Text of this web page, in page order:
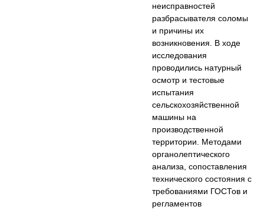
неисправностей
разбрасывателя соломы
и причины их
возникновения. В ходе
исследования
проводились натурный
осмотр и тестовые
испытания
сельскохозяйственной
машины на
производственной
территории. Методами
органолептического
анализа, сопоставления
технического состояния с
требованиями ГОСТов и
регламентов